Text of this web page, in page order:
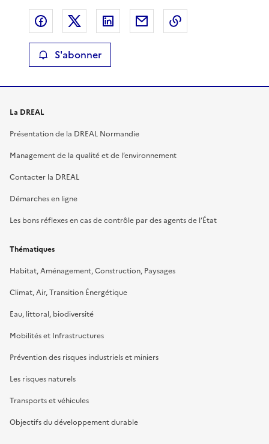
Partager sur Facebook
Partager sur XPartager sur LinkedIn
Partager par email
S'abonner
La DREAL
Présentation de la DREAL Normandie
Management de la qualité et de l’environnement
Contacter la DREAL
Démarches en ligne
Les bons réflexes en cas de contrôle par des agents de l’État
Thématiques
Habitat, Aménagement, Construction, Paysages
Climat, Air, Transition Énergétique
Eau, littoral, biodiversité
Mobilités et Infrastructures
Prévention des risques industriels et miniers
Les risques naturels
Transports et véhicules
Objectifs du développement durable